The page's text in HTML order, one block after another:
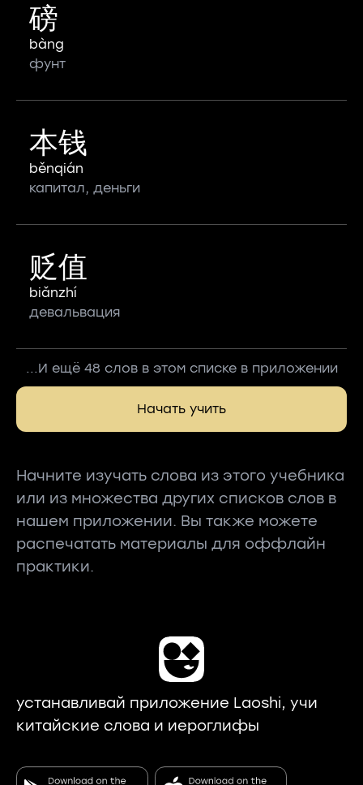
磅
bàng
фунт
本钱
běnqián
капитал, деньги
贬值
biǎnzhí
девальвация
...И ещё 48 слов в этом списке в приложении
Начать учить
Начните изучать слова из этого учебника
или из множества других списков слов в
нашем приложении. Вы также можете
распечатать материалы для оффлайн
практики.
устанавливай приложение Laoshi, учи
китайские слова и иероглифы